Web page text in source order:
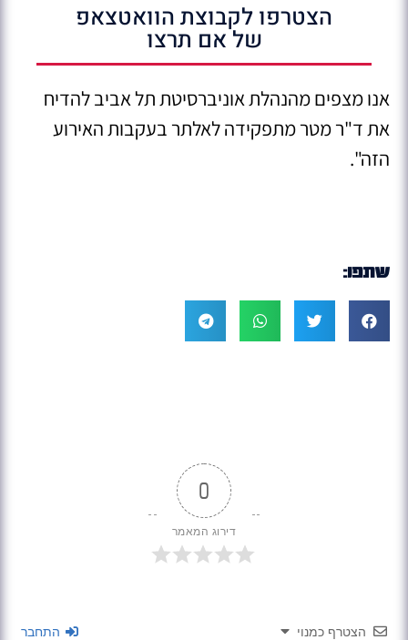
הצטרפו לקבוצת הוואטצאפ
של אם תרצו
אנו מצפים מהנהלת אוניברסיטת תל אביב להדיח
את ד"ר מטר מתפקידה לאלתר בעקבות האירוע
הזה".
שתפו:
0
דירוג המאמר
הצטרף כמנוי התחבר